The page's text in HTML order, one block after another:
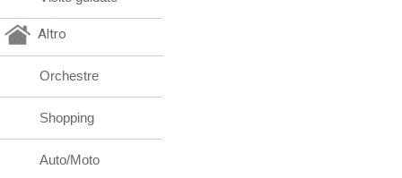
Altro
Orchestre
Shopping
Auto/Moto